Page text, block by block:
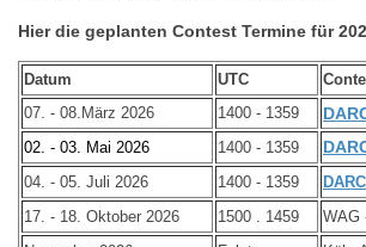
Hier die geplanten Contest Termine für
Datum UTC
07. - 08.März 2026 1400 - 1359
02. - 03. Mai 2026 1400 - 1359
04. - 05. Juli 2026 1400 - 1359
17. - 18. Oktober 2026
1500 . 1459
WAG